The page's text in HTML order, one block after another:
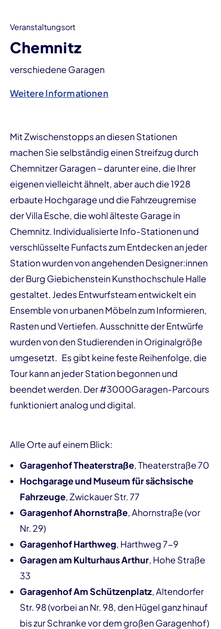
Veranstaltungsort
Chemnitz
verschiedene Garagen
Weitere Informationen
Mit Zwischenstopps an diesen Stationen
machen Sie selbständig einen Streifzug durch
Chemnitzer Garagen – darunter eine, die Ihrer
eigenen vielleicht ähnelt, aber auch die 1928
erbaute Hochgarage und die Fahrzeugremise
der Villa Esche, die wohl älteste Garage in
Chemnitz. Individualisierte Info-Stationen und
verschlüsselte Funfacts zum Entdecken an jeder
Station wurden von angehenden Designer:innen
der Burg Giebichenstein Kunsthochschule Halle
gestaltet. Jedes Entwurfsteam entwickelt ein
Ensemble von urbanen Möbeln zum Informieren,
Rasten und Vertiefen. Ausschnitte der Entwürfe
wurden von den Studierenden in Originalgröße
umgesetzt. Es gibt keine feste Reihenfolge, die
Tour kann an jeder Station begonnen und
beendet werden. Der #3000Garagen-Parcours
funktioniert analog und digital.
Alle Orte auf einem Blick:
Garagenhof Theaterstraße , Theaterstraße 70
Hochgarage und Museum für sächsische
Fahrzeuge , Zwickauer Str. 77
Garagenhof Ahornstraße , Ahornstraße (vor
Nr. 29)
Garagenhof Harthweg , Harthweg 7-9
Garagen am Kulturhaus Arthur , Hohe Straße
33
Garagenhof Am Schützenplatz , Altendorfer
Str. 98 (vorbei an Nr. 98, den Hügel ganz hinauf
bis zur Schranke vor dem großen Garagenhof)